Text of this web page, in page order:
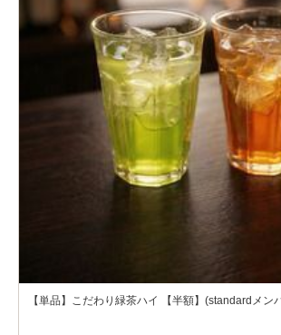
【単品】こだわり緑茶ハイ 【半額】(standardメン